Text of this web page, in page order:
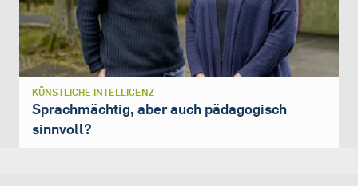
KÜNSTLICHE INTELLIGENZ
Sprachmächtig, aber auch pädagogisch
sinnvoll?